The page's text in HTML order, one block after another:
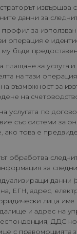
извършва
данни за
за
операция е
бъде
плащане за услуга
на тази
възможност за
на
услугата по
със системи за
ако това е
обработва
за
данни
ЕГН, адрес,
лица име
и адрес на
ДДС
с правомощията